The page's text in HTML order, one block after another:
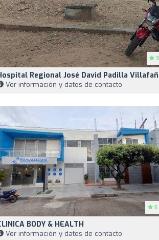
3
Regional José David Padilla
Ver información y datos de contacto
5
BODY & HEALTH
Ver información y datos de contacto